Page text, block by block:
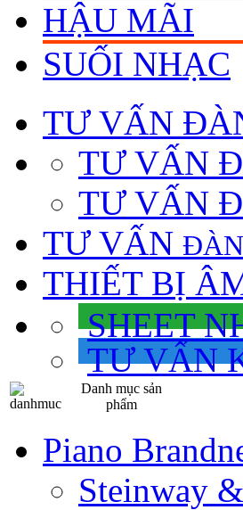
HẬU MÃI
SUỐI NHẠC
TƯ VẤN
TƯ VẤN
TƯ VẤN
TƯ VẤN
THIẾT BỊ
SHEET
TƯ VẤN
Danh mục sản
phẩm
Piano
Steinway